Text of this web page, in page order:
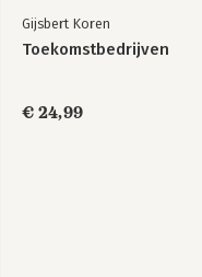
Gijsbert Koren
Toekomstbedrijven
€ 24,99